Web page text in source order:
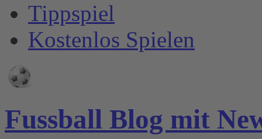
Tippspiel
Kostenlos Spielen
Fussball Blog mit